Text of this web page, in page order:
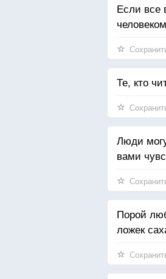
Если все
Те, кто
Люди
вами
Порой
ложек